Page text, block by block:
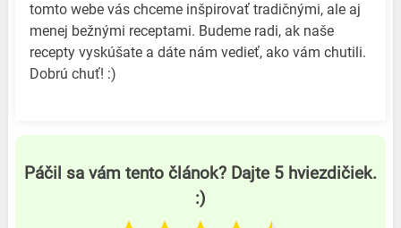
tomto webe vás chceme inšpirovať tradičnými, ale aj
menej bežnými receptami. Budeme radi, ak naše
recepty vyskúšate a dáte nám vedieť, ako vám chutili.
Dobrú chuť! :)
Páčil sa vám tento článok? Dajte 5 hviezdičiek.
:)